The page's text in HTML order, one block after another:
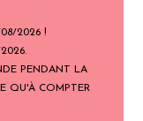
08/2026 !
PENDANT LA
QU'À COMPTER